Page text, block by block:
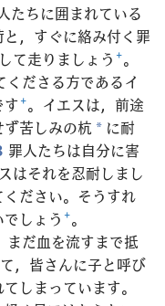
たちに囲まれている
，すぐに絡み付く罪
て走りましょう +。
ださる方であるイ
+。イエスは，前途
苦しみの杭 * に耐
罪人たちは自分に害
はそれを忍耐しまし
ださい。そうすれ
しょう +。
まだ血を流すまで抵
，皆さんに子と呼び
しまっています。